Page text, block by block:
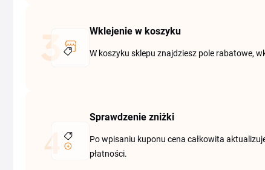
Wklejenie w koszyku
W koszyku sklepu znajdziesz pole rabatowe,
Sprawdzenie zniżki
Po wpisaniu kuponu cena całkowita
płatności.